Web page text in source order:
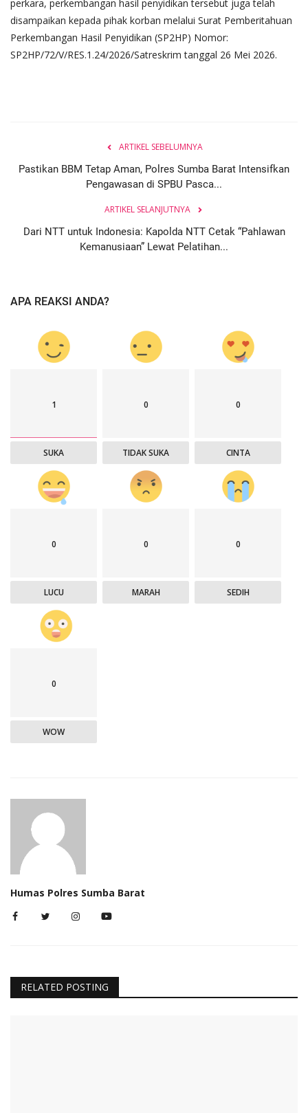
perkara, perkembangan hasil penyidikan tersebut juga telah
disampaikan kepada pihak korban melalui Surat Pemberitahuan
Perkembangan Hasil Penyidikan (SP2HP) Nomor:
SP2HP/72/V/RES.1.24/2026/Satreskrim tanggal 26 Mei 2026.
ARTIKEL SEBELUMNYA
Pastikan BBM Tetap Aman, Polres Sumba Barat Intensifkan
Pengawasan di SPBU Pasca...
ARTIKEL SELANJUTNYA
Dari NTT untuk Indonesia: Kapolda NTT Cetak “Pahlawan
Kemanusiaan” Lewat Pelatihan...
APA REAKSI ANDA?
1
SUKA
0
TIDAK SUKA
0
CINTA
0
LUCU
0
MARAH
0
SEDIH
0
WOW
Humas Polres Sumba Barat
RELATED POSTING